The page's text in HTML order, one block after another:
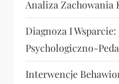
Analiza Zachowania
Diagnoza I
Psychologiczno-
Interwencje